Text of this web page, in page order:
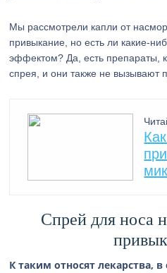
Мы рассмотрели капли от
привыкание, но есть ли какие-
эффектом? Да, есть препараты,
спрея, и они также не вызывают
Спрей для носа
К таким относят лекарства,